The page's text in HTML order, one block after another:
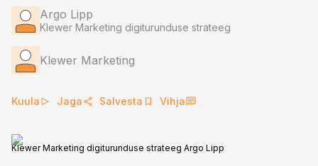
Argo Lipp
Klewer Marketing digiturunduse strateeg
Klewer Marketing
Kuula Jaga Salvesta Vihja
Klewer Marketing digiturunduse strateeg Argo Lipp